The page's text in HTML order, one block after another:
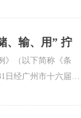
治思维和法治方式
，保驾护航。
、输、用” 拧
广州市人大
人就制定《广
》答记者问
》（以下简称《条
日经广州市十六届人
表决通过，于2026
届人大常委会第二